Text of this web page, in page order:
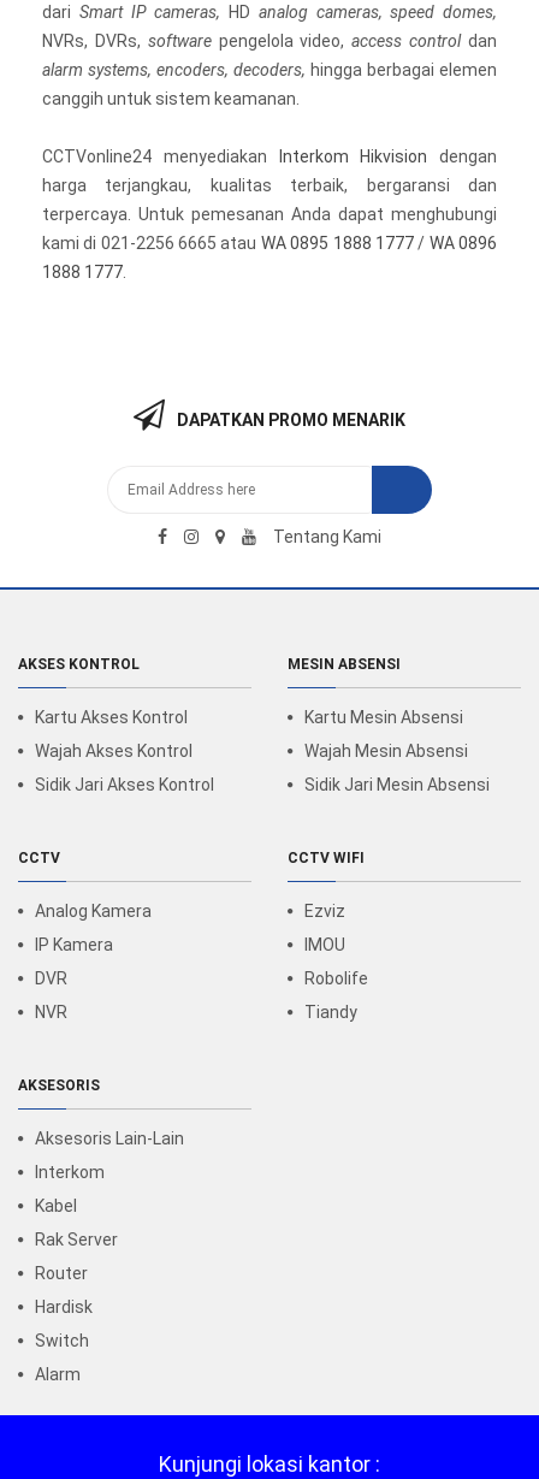
dari Smart IP cameras, HD analog cameras, speed domes,
NVRs, DVRs, softwarepengelola video,access controldan
alarm systems, encoders, decoders, hingga berbagai elemen
canggih untuk sistem keamanan.
CCTVonline24 menyediakan Interkom Hikvision dengan
harga terjangkau, kualitas terbaik, bergaransi dan
terpercaya. Untuk pemesanan Anda dapat menghubungi
kami di 021-2256 6665 atau WA 0895 1888 1777/ WA 0896
1888 1777
DAPATKAN PROMO MENARIK
Tentang Kami
AKSES KONTROL
Kartu Akses Kontrol
Wajah Akses Kontrol
Sidik Jari Akses Kontrol
MESIN ABSENSI
Kartu Mesin Absensi
Wajah Mesin Absensi
Sidik Jari Mesin Absensi
CCTV
Analog Kamera
IP Kamera
DVR
NVR
CCTV WIFI
Ezviz
IMOU
Robolife
Tiandy
AKSESORIS
Aksesoris Lain-Lain
Interkom
Kabel
Rak Server
Router
Hardisk
Switch
Alarm
Kunjungi lokasi kantor :